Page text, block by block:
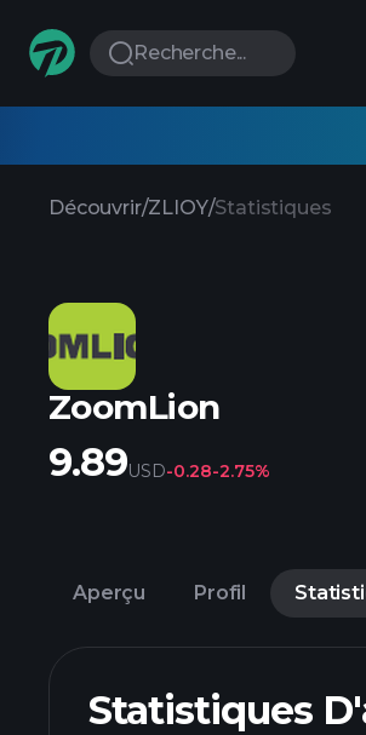
Recherche...
Découvrir/ZLIOY/Statistiques
ZoomLion
9.89USD-0.28-2.75%
Aperçu Profil
Statistiques